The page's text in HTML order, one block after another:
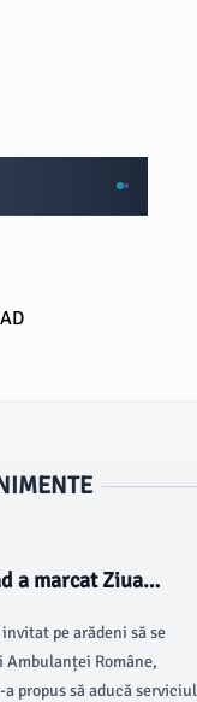
a marcat Ziua
pe arădeni să se
Române,
propus să aducă serviciul